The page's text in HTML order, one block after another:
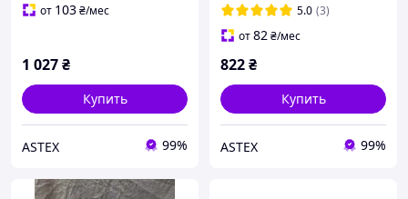
от 103₴/мес
1 027₴
Купить
ASTEX 99%
5.0 (3)
от82₴/мес
822₴
Купить
ASTEX 99%